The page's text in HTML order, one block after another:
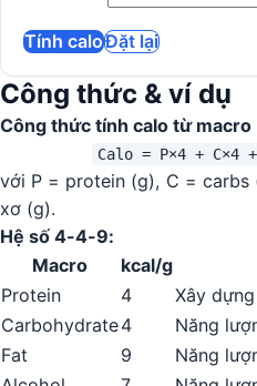
Tính caloĐặt lại
Công thức & ví dụ
Công thức tính calo từ
Calo = P×4 + C×4
với P = protein (g), C =
xơ (g).
Hệ số 4-4-9:
Macro
kcal/g
Protein
4
Xây
Carbohydrate4
Năng
Fat
9
Năng